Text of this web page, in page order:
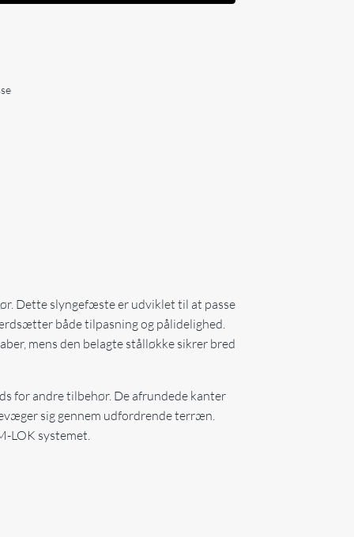
Dette slyngefæste er udviklet til at passe
både tilpasning og pålidelighed.
mens den belagte stålløkke sikrer bred
for andre tilbehør. De afrundede kanter
sig gennem udfordrende terræn.
LOK systemet.